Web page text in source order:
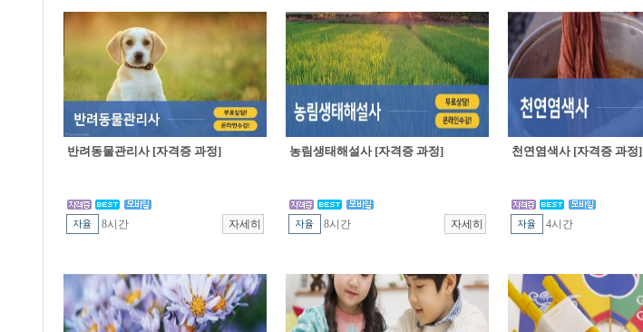
반려동물관리사 [자격증 과정]
8시간
농림생태해설사 [자격증 과정]
8시간
천연염색사 [자격증 과정]
4시간